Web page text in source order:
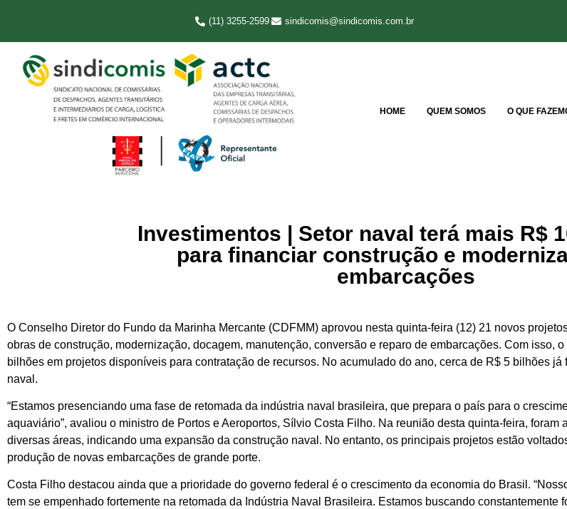
(11) 3255-2599 sindicomis@sindicomis.com.br
HOME QUEM SOMOS O QUE
Investimentos | Setor naval terá mais R$
para financiar construção e
embarcações
O Conselho Diretor do Fundo da Marinha Mercante (CDFMM) aprovou nesta quinta-feira (12) 21 novos
obras de construção, modernização, docagem, manutenção, conversão e reparo de embarcações. Com isso,
bilhões em projetos disponíveis para contratação de recursos. No acumulado do ano, cerca de R$ 5 bilhões
naval.
“Estamos presenciando uma fase de retomada da indústria naval brasileira, que prepara o país para o
aquaviário”, avaliou o ministro de Portos e Aeroportos, Sílvio Costa Filho. Na reunião desta quinta-feira, foram
diversas áreas, indicando uma expansão da construção naval. No entanto, os principais projetos estão
produção de novas embarcações de grande porte.
Costa Filho destacou ainda que a prioridade do governo federal é o crescimento da economia do Brasil.
tem se empenhado fortemente na retomada da Indústria Naval Brasileira. Estamos buscando constantemente